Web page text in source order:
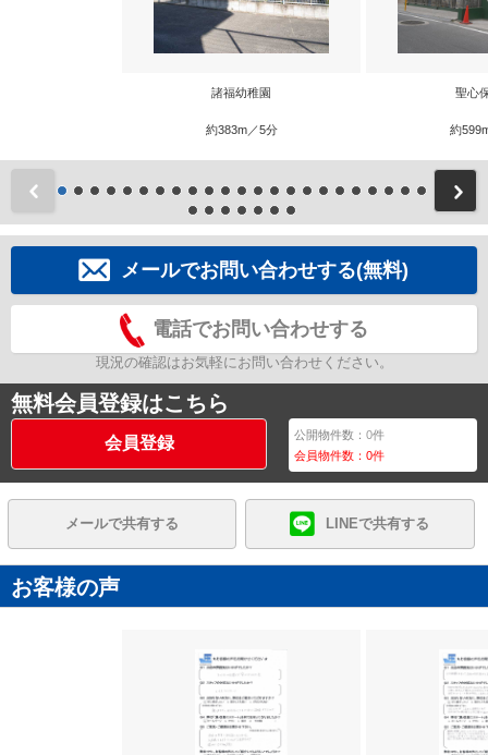
諸福幼稚園
約383m／5分
聖心
約
前
メールでお問い合わせする(無料)
電話でお問い合わせする
現況の確認はお気軽にお問い合わせください。
無料会員登録はこちら
会員登録 公開物件数：0件
会員物件数：0件
メールで共有する LINEで共有する
お客様の声